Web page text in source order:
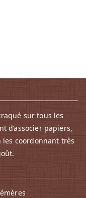
sur tous les
d’associer papiers,
les coordonnant très